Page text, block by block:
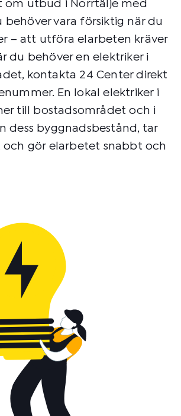
om utbud i Norrtälje med
behöver vara försiktig när du
– att utföra elarbeten kräver
du behöver en elektriker i
kontakta 24 Center direkt
En lokal elektriker i
till bostadsområdet och i
dess byggnadsbestånd, tar
och gör elarbetet snabbt och